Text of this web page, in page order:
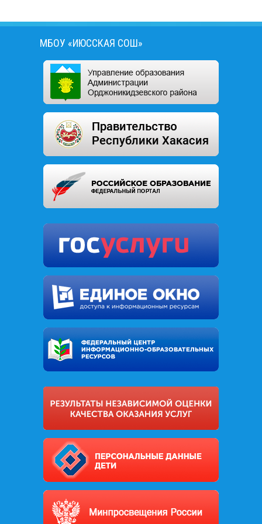
профилактики защитит от заболеваний гриппом
и его неблагоприятных последствий.
Совет родителям. Покупая зимнюю обувь ребенку,
выбирайте ту, которая будет скользить минимально
— с микропористой подошвой.
Идем гулять!
накормите ребёнка питательным блюдом —
на морозе тратится гораздо больше энергии,
чем в тепле;
проследите за тем, чтобы ребёнок полностью
оделся (застегнул замки, надел шапку и
варежки) до того, как выйти за дверь;
объясните, что во время игр нельзя слишком
сильно толкать других детей, особенно тех,
кто младше и слабее;
предупредите ребёнка об опасности
прыжков в сугроб, где может скрываться что
угодно: осколки, мусор, острые камни.
Совет родителям. Научите детей правильно падать:
на бок, подгибая колени и стараясь смягчить
падение руками.
Пора на каток!
МБОУ «ИЮССКАЯ СОШ»